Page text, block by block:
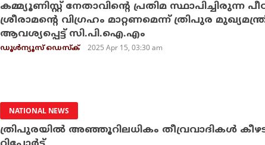
കമ്മ്യൂണിസ്റ്റ് നേതാവിന്റെ പ്രതിമ സ്ഥാപിച്ചിരുന്ന
ശ്രീരാമന്റെ വിഗ്രഹം മാറ്റണമെന്ന് ത്രിപുര
ആവശ്യപ്പെട്ട് സി.പി.ഐ.എം
ഡൂള്‍ന്യൂസ് ഡെസ്‌ക് 2025 Apr 15, 03:30 am
NATIONAL NEWS
ത്രിപുരയില്‍ അഞ്ഞൂറിലധികം തീവ്രവാദികള്‍